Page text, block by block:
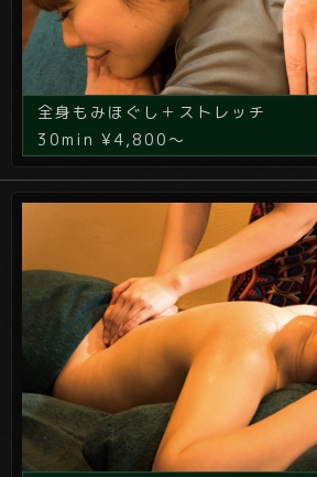
全身もみほぐし＋ストレッチ
30min ¥4,800～